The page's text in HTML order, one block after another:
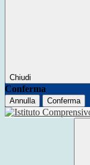
Chiudi
Conferma
Annulla Conferma